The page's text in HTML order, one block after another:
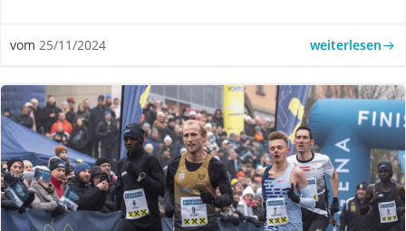
vom 25/11/2024 weiterlesen